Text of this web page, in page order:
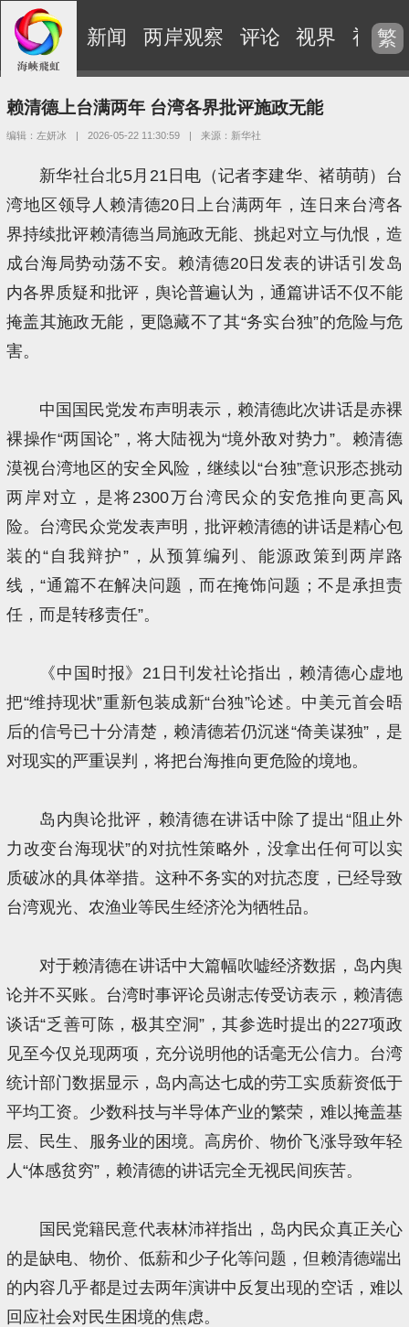
新闻 两岸观察 评论 视界 视频
繁
赖清德上台满两年 台湾各界批评施政无能
编辑：左妍冰 | 2026-05-22 11:30:59 | 来源：新华社
新华社台北5月21日电（记者李建华、褚萌萌）台
湾地区领导人赖清德20日上台满两年，连日来台湾各
界持续批评赖清德当局施政无能、挑起对立与仇恨，造
成台海局势动荡不安。赖清德20日发表的讲话引发岛
内各界质疑和批评，舆论普遍认为，通篇讲话不仅不能
掩盖其施政无能，更隐藏不了其“务实台独”的危险与危
害。
中国国民党发布声明表示，赖清德此次讲话是赤裸
裸操作“两国论”，将大陆视为“境外敌对势力”。赖清德
漠视台湾地区的安全风险，继续以“台独”意识形态挑动
两岸对立，是将2300万台湾民众的安危推向更高风
险。台湾民众党发表声明，批评赖清德的讲话是精心包
装的“自我辩护”，从预算编列、能源政策到两岸路
线，“通篇不在解决问题，而在掩饰问题；不是承担责
任，而是转移责任”。
《中国时报》21日刊发社论指出，赖清德心虚地
把“维持现状”重新包装成新“台独”论述。中美元首会晤
后的信号已十分清楚，赖清德若仍沉迷“倚美谋独”，是
对现实的严重误判，将把台海推向更危险的境地。
岛内舆论批评，赖清德在讲话中除了提出“阻止外
力改变台海现状”的对抗性策略外，没拿出任何可以实
质破冰的具体举措。这种不务实的对抗态度，已经导致
台湾观光、农渔业等民生经济沦为牺牲品。
对于赖清德在讲话中大篇幅吹嘘经济数据，岛内舆
论并不买账。台湾时事评论员谢志传受访表示，赖清德
谈话“乏善可陈，极其空洞”，其参选时提出的227项政
见至今仅兑现两项，充分说明他的话毫无公信力。台湾
统计部门数据显示，岛内高达七成的劳工实质薪资低于
平均工资。少数科技与半导体产业的繁荣，难以掩盖基
层、民生、服务业的困境。高房价、物价飞涨导致年轻
人“体感贫穷”，赖清德的讲话完全无视民间疾苦。
国民党籍民意代表林沛祥指出，岛内民众真正关心
的是缺电、物价、低薪和少子化等问题，但赖清德端出
的内容几乎都是过去两年演讲中反复出现的空话，难以
回应社会对民生困境的焦虑。